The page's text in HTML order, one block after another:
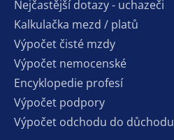
Nejčastější dotazy - uchazeči
Kalkulačka mezd / platů
Výpočet čisté mzdy
Výpočet nemocenské
Encyklopedie profesí
Výpočet podpory
Výpočet odchodu do důchodu